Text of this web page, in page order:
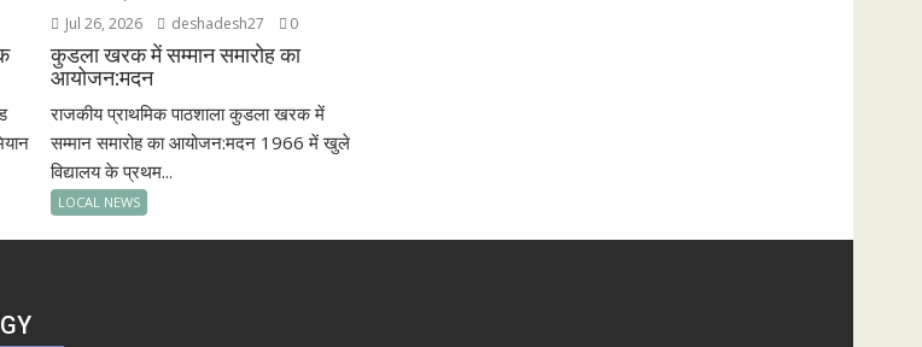
Jul 26, 2026 deshadesh27 0
कुडला खरक में सम्मान समारोह का
आयोजन:मदन
राजकीय प्राथमिक पाठशाला कुडला खरक में
सम्मान समारोह का आयोजन:मदन 1966 में खुले
विद्यालय के प्रथम...
LOCAL NEWS